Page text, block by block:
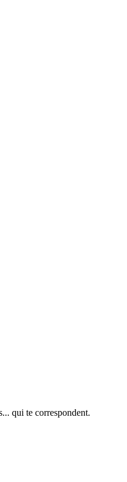
qui te correspondent.